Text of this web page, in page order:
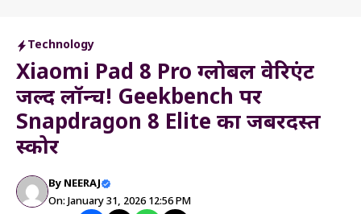
Technology
Xiaomi Pad 8 Pro ग्लोबल वेरिएंट
जल्द लॉन्च! Geekbench पर
Snapdragon 8 Elite का जबरदस्त
स्कोर
By NEERAJ
On: January 31, 2026 12:56 PM